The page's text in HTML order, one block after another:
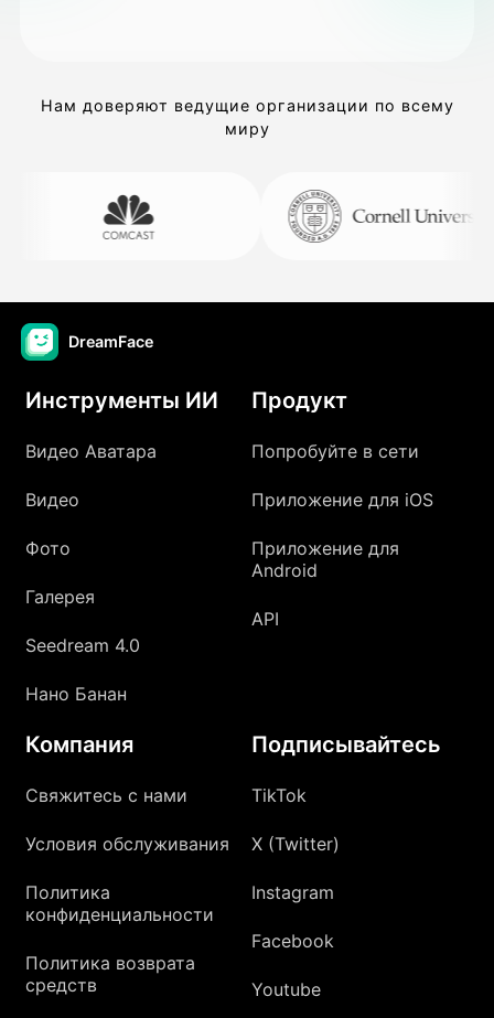
Нам доверяют ведущие организации по всему
миру
DreamFace
Инструменты ИИ
Видео Аватара
Видео
Фото
Галерея
Seedream 4.0
Нано Банан
Продукт
Попробуйте в сети
Приложение для iOS
Приложение для
Android
API
Компания
Свяжитесь с нами
Условия обслуживания
Политика
конфиденциальности
Политика возврата
средств
Подписывайтесь
TikTok
X (Twitter)
Instagram
Facebook
Youtube